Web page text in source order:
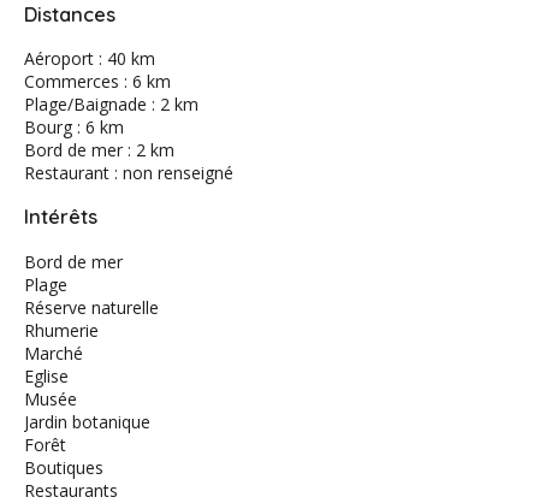
Distances
Aéroport : 40 km
Commerces : 6 km
Plage/Baignade : 2 km
Bourg : 6 km
Bord de mer : 2 km
Restaurant : non renseigné
Intérêts
Bord de mer
Plage
Réserve naturelle
Rhumerie
Marché
Eglise
Musée
Jardin botanique
Forêt
Boutiques
Restaurants